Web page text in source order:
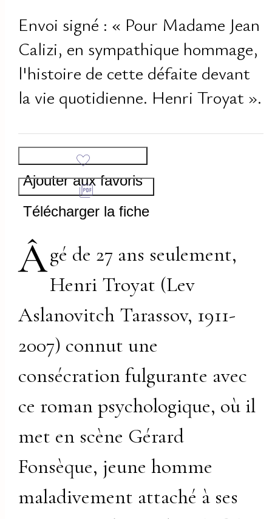
Envoi signé : « Pour Madame Jean
Calizi, en sympathique hommage,
l'histoire de cette défaite devant
la vie quotidienne. Henri Troyat ».
Ajouter aux favoris
Télécharger la fiche
Âgé de 27 ans seulement,
Henri Troyat (Lev
Aslanovitch Tarassov, 1911-
2007) connut une
consécration fulgurante avec
ce roman psychologique, où il
met en scène Gérard
Fonsèque, jeune homme
maladivement attaché à ses